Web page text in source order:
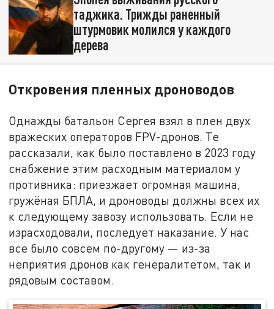
таджика. Трижды раненный
штурмовик молился у каждого
дерева
Откровения пленных дроноводов
Однажды батальон Сергея взял в плен двух
вражеских операторов FPV-дронов. Те
рассказали, как было поставлено в 2023 году
снабжение этим расходным материалом у
противника: приезжает огромная машина,
гружёная БПЛА, и дроноводы должны всех их
к следующему завозу использовать. Если не
израсходовали, последует наказание. У нас
все было совсем по-другому — из-за
неприятия дронов как генералитетом, так и
рядовым составом.